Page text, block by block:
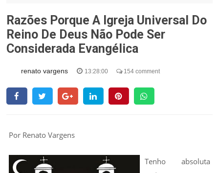
Razões Porque A Igreja Universal Do
Reino De Deus Não Pode Ser
Considerada Evangélica
renato vargens 13:28:00 154 comment
Por Renato Vargens
Tenho absoluta